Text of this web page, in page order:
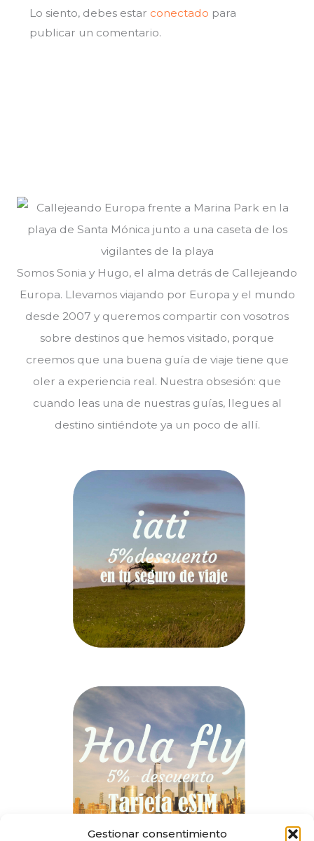
Gestionar consentimiento
Lo siento, debes estar conectado para
publicar un comentario.
Somos Sonia y Hugo, el alma detrás de Callejeando
Europa. Llevamos viajando por Europa y el mundo
desde 2007 y queremos compartir con vosotros
sobre destinos que hemos visitado, porque
creemos que una buena guía de viaje tiene que
oler a experiencia real. Nuestra obsesión: que
cuando leas una de nuestras guías, llegues al
destino sintiéndote ya un poco de allí.